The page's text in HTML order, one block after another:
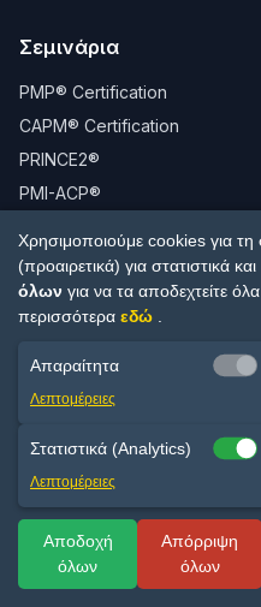
Σεμινάρια
PMP® Certification
CAPM® Certification
PRINCE2®
PMI-ACP®
Πόροι
Ερωτήσεις PMP
Ερωτήσεις PRINCE2
Βρείτε το Σεμινάριο σας
Επικοινωνία
210 654 1727
info@criticalpath.gr
Φόρμα Επικοινωνίας
Χρησιμοποιούμε cookies για τη
(προαιρετικά) για στατιστικά
όλων για να τα αποδεχτείτε
περισσότερα εδώ
Απαραίτητα
Λεπτομέρειες
Στατιστικά (Analytics)
Λεπτομέρειες
Αποδοχή
όλων
Απόρριψη
όλων